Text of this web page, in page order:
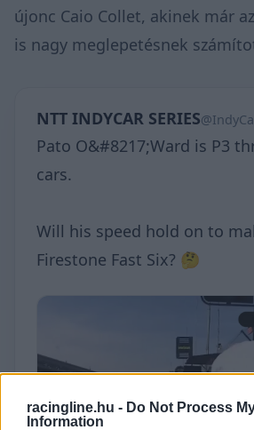
racingline.hu - Do Not Process
Information
újonc Caio Collet, akinek már
is nagy meglepetésnek
NTT INDYCAR SERIES
Pato O&#8217;Ward is P3
cars.
Will his speed hold on to
Firestone Fast Six? 🤔